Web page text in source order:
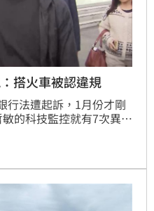
搭火車被認違規
行法遭起訴，1月份才剛
的科技監控就有7次異常
。郭哲敏律師團也提出